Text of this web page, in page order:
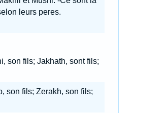
leurs peres.
son fils; Jakhath, sont fils;
son fils; Zerakh, son fils;